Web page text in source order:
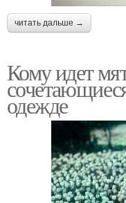
читать дальше →
Кому идет
одежде